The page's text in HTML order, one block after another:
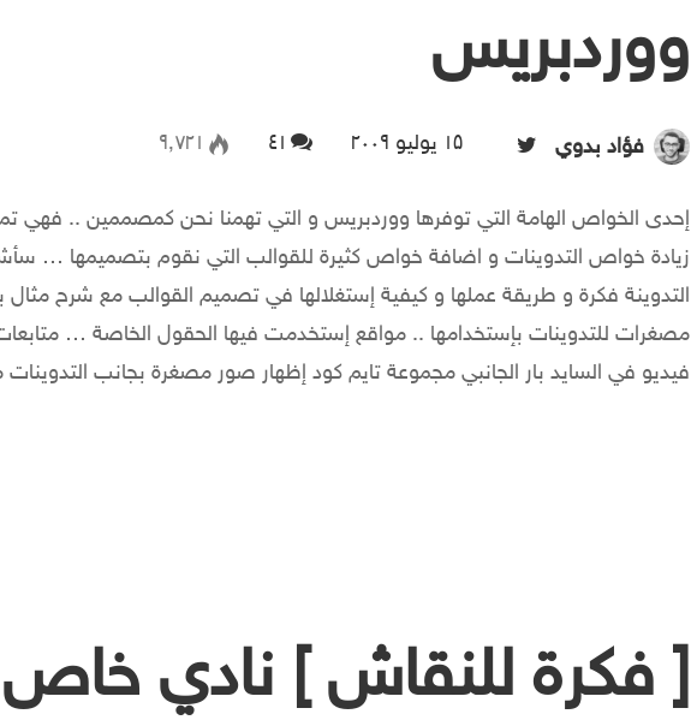
ووردبريس
فؤاد بدوي Follow on Twitter
۱۵ يوليو ۲۰۰۹ ٤۱ ۹٬۷۲۱
إحدى الخواص الهامة التي توفرها ووردبريس و التي تهمنا نحن كمصممين .. فهي
زيادة خواص التدوينات و اضافة خواص كثيرة للقوالب التي نقوم بتصميمها …
التدوينة فكرة و طريقة عملها و كيفية إستغلالها في تصميم القوالب مع شرح مثال
مصغرات للتدوينات بإستخدامها .. مواقع إستخدمت فيها الحقول الخاصة …
فيديو في السايد بار الجانبي مجموعة تايم كود إظهار صور مصغرة بجانب
[ فكرة للنقاش ] نادي خاص